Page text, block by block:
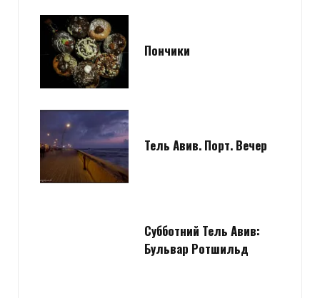
Пончики
Тель Авив. Порт. Вечер
Субботний Тель Авив:
Бульвар Ротшильд